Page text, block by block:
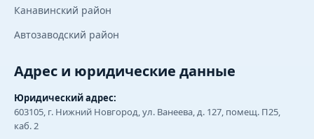
Канавинский район
Автозаводский район
Адрес и юридические данные
Юридический адрес:
603105, г. Нижний Новгород, ул. Ванеева, д. 127, помещ. П25,
каб. 2